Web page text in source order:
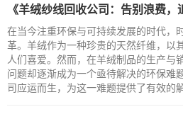
《羊绒纱线回收公司：告别浪费，追求可持
在当今注重环保与可持续发展的时代，
革。羊绒作为一种珍贵的天然纤维，以
人们喜爱。然而，在羊绒制品的生产与
问题却逐渐成为一个亟待解决的环保难
司应运而生，为这一难题提供了有效的